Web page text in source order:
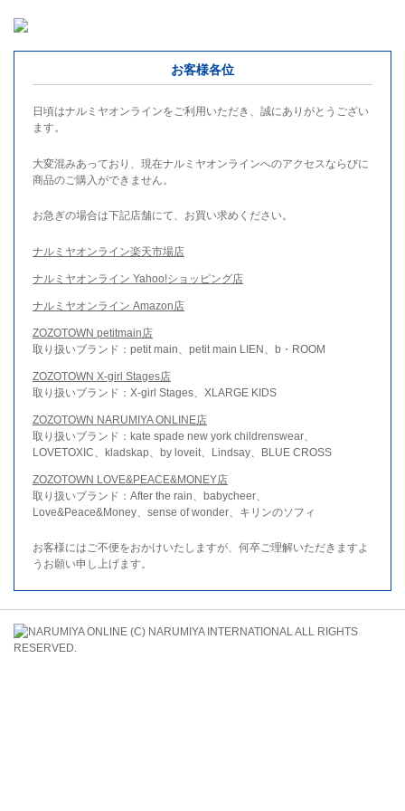
お客様各位
日頃はナルミヤオンラインをご利用いただき、誠にありがとうござい
ます。
大変混みあっており、現在ナルミヤオンラインへのアクセスならびに
商品のご購入ができません。
お急ぎの場合は下記店舗にて、お買い求めください。
ナルミヤオンライン楽天市場店
ナルミヤオンライン Yahoo!ショッピング店
ナルミヤオンライン Amazon店
ZOZOTOWN petitmain店
取り扱いブランド：petit main、petit main LIEN、b・ROOM
ZOZOTOWN X-girl Stages店
取り扱いブランド：X-girl Stages、XLARGE KIDS
ZOZOTOWN NARUMIYA ONLINE店
取り扱いブランド：kate spade new york childrenswear、
LOVETOXIC、kladskap、by loveit、Lindsay、BLUE CROSS
ZOZOTOWN LOVE&PEACE&MONEY店
取り扱いブランド：After the rain、babycheer、
Love&Peace&Money、sense of wonder、キリンのソフィ
お客様にはご不便をおかけいたしますが、何卒ご理解いただきますよ
うお願い申し上げます。